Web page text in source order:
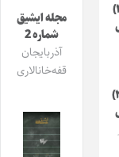
قیسا شعرلر(۲۵)
قیسا شعرلر(۲۴)
مجله ایشیق
شماره 2
آذربایجان
قفه‌خانالاری